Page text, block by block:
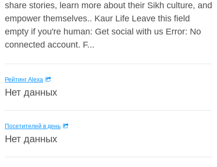
share stories, learn more about their Sikh culture, and
empower themselves.. Kaur Life Leave this field
empty if you're human: Get social with us Error: No
connected account. F...
Рейтинг Alexa
Нет данных
Посетителей в день
Нет данных